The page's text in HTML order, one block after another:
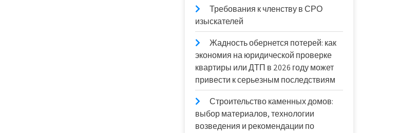
Требования к членству в СРО
изыскателей
Жадность обернется потерей: как
экономия на юридической проверке
квартиры или ДТП в 2026 году может
привести к серьезным последствиям
Строительство каменных домов:
выбор материалов, технологии
возведения и рекомендации по